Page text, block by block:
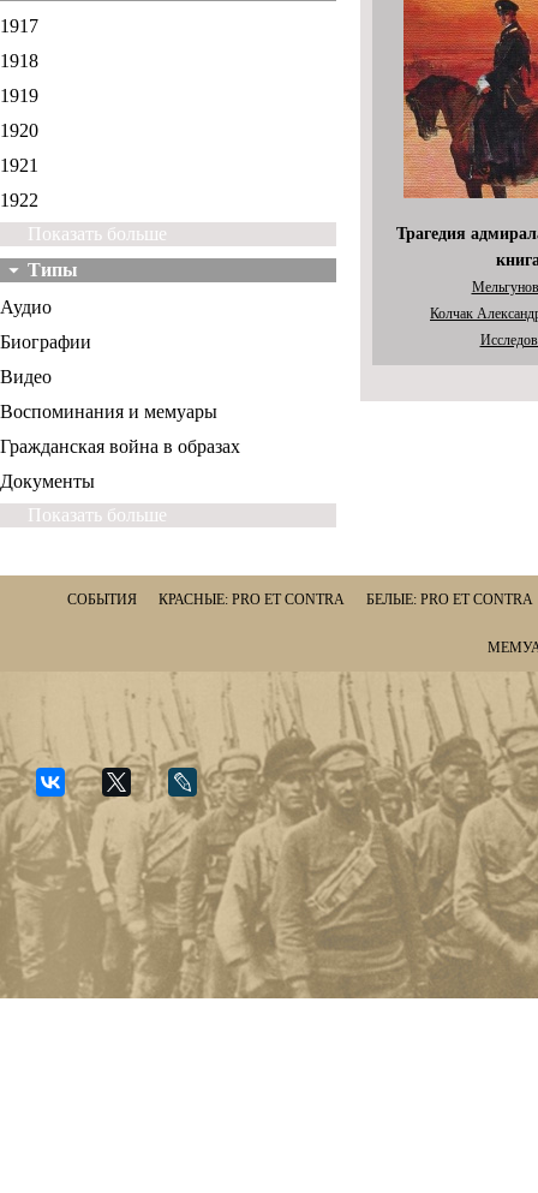
1917
1918
1919
1920
1921
1922
Показать больше
Типы
Аудио
Биографии
Видео
Воспоминания и мемуары
Гражданская война в образах
Документы
Показать больше
Трагедия
Колчак
СОБЫТИЯ КРАСНЫЕ: PRO ET CONTRA БЕЛЫЕ: PRO ET CONTRA